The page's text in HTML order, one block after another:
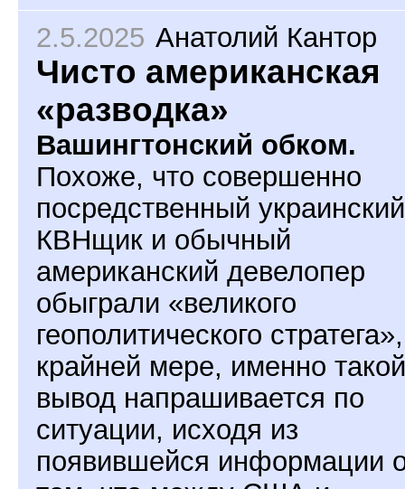
2.5.2025 Анатолий Кантор
Чисто американская
«разводка»
Вашингтонский обком.
Похоже, что совершенно
посредственный украинский
КВНщик и обычный
американский девелопер
обыграли «великого
геополитического
крайней мере, именно такой
вывод напрашивается по
ситуации, исходя из
появившейся информации